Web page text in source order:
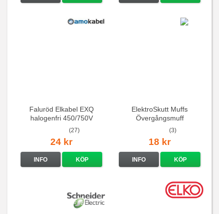
Faluröd Elkabel EXQ
halogenfri 450/750V
(27)
24 kr
INFO KÖP
ElektroSkutt Muffs
Övergångsmuff
(3)
18 kr
INFO KÖP